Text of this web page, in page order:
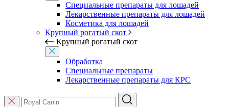
Специальные препараты для лошадей
Лекарственные препараты для лошадей
Косметика для лошадей
Крупный рогатый скот
Крупный рогатый скот
Обработка
Специальные препараты
Лекарственные препараты для КРС